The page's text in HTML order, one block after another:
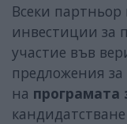
Всеки
инвестиции за
участие във
предложения
на програмата